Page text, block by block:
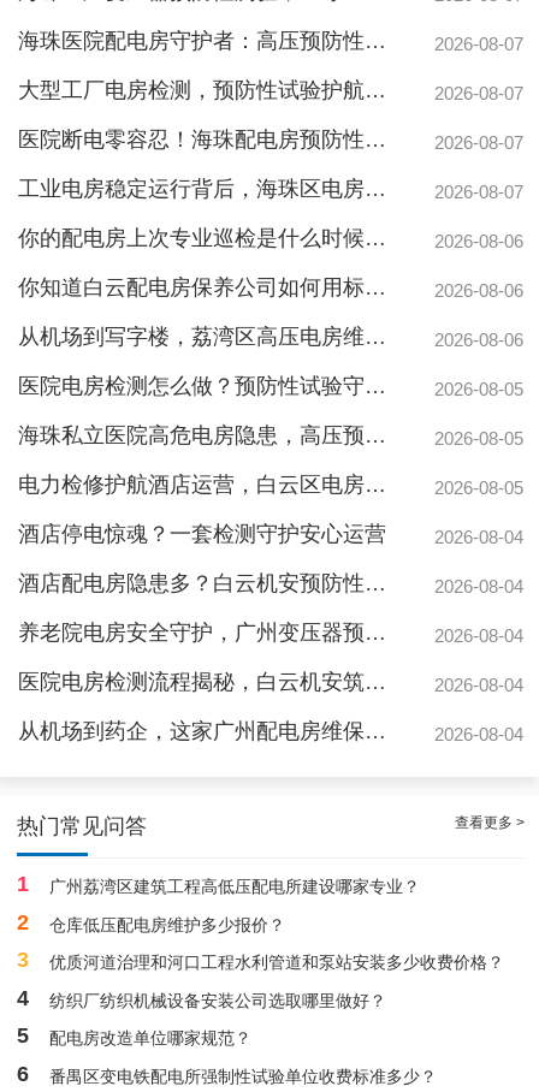
海珠医院配电房守护者：高压预防性试验如何规避呼吸机停摆风险 2026-08-07
大型工厂电房检测，预防性试验护航24h连续生产 2026-08-07
医院断电零容忍！海珠配电房预防性检测如何守住生命线？ 2026-08-07
工业电房稳定运行背后，海珠区电房维护公司如何守护写字楼与工厂用电安全 2026-08-07
你的配电房上次专业巡检是什么时候？白云配电房巡检公司告诉你定期检测有多重要 2026-08-06
你知道白云配电房保养公司如何用标准化流程守护企业电力安全吗？ 2026-08-06
从机场到写字楼，荔湾区高压电房维保公司如何守护电力生命线 2026-08-06
医院电房检测怎么做？预防性试验守护生命线不停摆 2026-08-05
海珠私立医院高危电房隐患，高压预防性试验守护生命线 2026-08-05
电力检修护航酒店运营，白云区电房托管公司实力护航地标建筑 2026-08-05
酒店停电惊魂？一套检测守护安心运营 2026-08-04
酒店配电房隐患多？白云机安预防性检测全解析 2026-08-04
养老院电房安全守护，广州变压器预防性测验护航疏散通道 2026-08-04
医院电房检测流程揭秘，白云机安筑牢生命防线 2026-08-04
从机场到药企，这家广州配电房维保公司凭什么赢得园区信赖 2026-08-04
热门常见问答 查看更多 >
1 广州荔湾区建筑工程高低压配电所建设哪家专业？
2 仓库低压配电房维护多少报价？
3 优质河道治理和河口工程水利管道和泵站安装多少收费价格？
4 纺织厂纺织机械设备安装公司选取哪里做好？
5 配电房改造单位哪家规范？
6 番禺区变电铁配电所强制性试验单位收费标准多少？
靠谱白云箱式配电房维护保养服务，阻止潜在风险
广州配电房维保案例|防备重伤事故